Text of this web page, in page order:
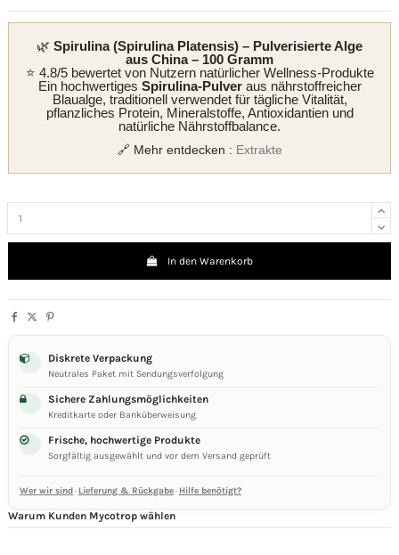
🌿 Spirulina (Spirulina Platensis) – Pulverisierte Alge
aus China – 100 Gramm
⭐ 4.8/5 bewertet von Nutzern natürlicher Wellness-Produkte
Ein hochwertiges Spirulina-Pulveraus nährstoffreicher
Blaualge, traditionell verwendet für tägliche Vitalität,
pflanzliches Protein, Mineralstoffe, Antioxidantien und
natürliche Nährstoffbalance.
🔗 Mehr entdecken : Extrakte
In den Warenkorb
Diskrete Verpackung
Neutrales Paket mit Sendungsverfolgung
Sichere Zahlungsmöglichkeiten
Kreditkarte oder Banküberweisung
Frische, hochwertige Produkte
Sorgfältig ausgewählt und vor dem Versand geprüft
Wer wir sind· Lieferung & Rückgabe· Hilfe benötigt?
Warum Kunden Mycotrop wählen